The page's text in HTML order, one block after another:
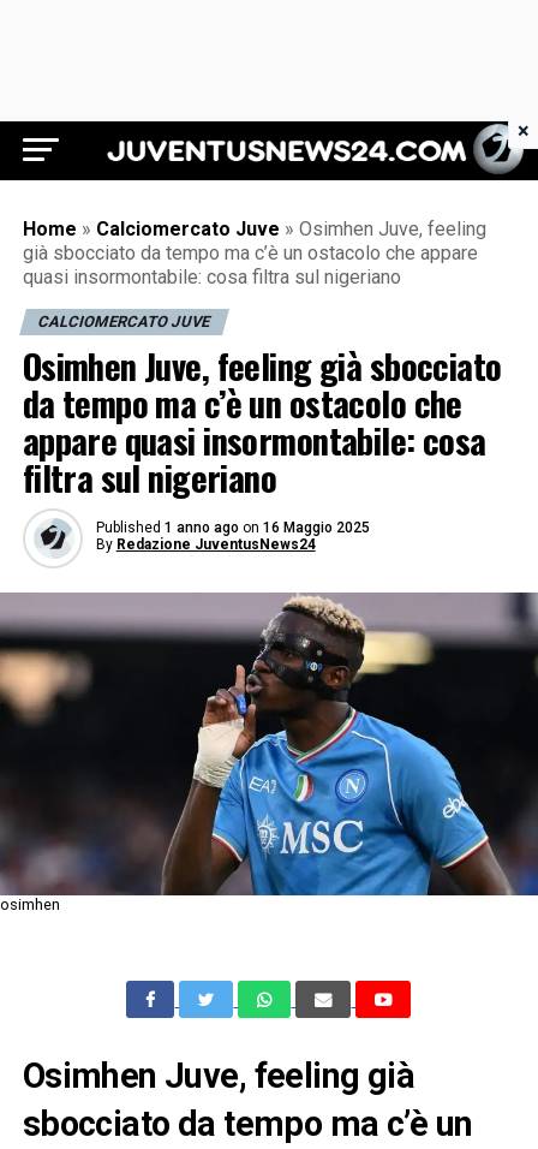
Juventus News 24
Home » Calciomercato Juve » Osimhen Juve, feeling
già sbocciato da tempo ma c’è un ostacolo che appare
quasi insormontabile: cosa filtra sul nigeriano
CALCIOMERCATO JUVE
Osimhen Juve, feeling già sbocciato
da tempo ma c’è un ostacolo che
appare quasi insormontabile: cosa
filtra sul nigeriano
Published 1 anno ago on 16 Maggio 2025
By Redazione JuventusNews24
osimhen
Osimhen Juve, feeling già
sbocciato da tempo ma c’è un
×